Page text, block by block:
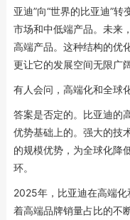
亚迪”向“世界的比亚迪”
市场和中低端产品。未来
高端产品。这种结构的优
更让它的发展空间无限广阔
有人会问，高端化和全球
答案是否定的。比亚迪的
优势基础上的。强大的技
的规模优势，为全球化降
环。
2025年，比亚迪在高端
着高端品牌销量占比的不